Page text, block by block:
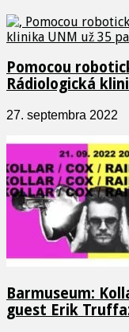
Pomocou
Rádiologická
27. septembra 2022
Barmuseum:
guest Erik